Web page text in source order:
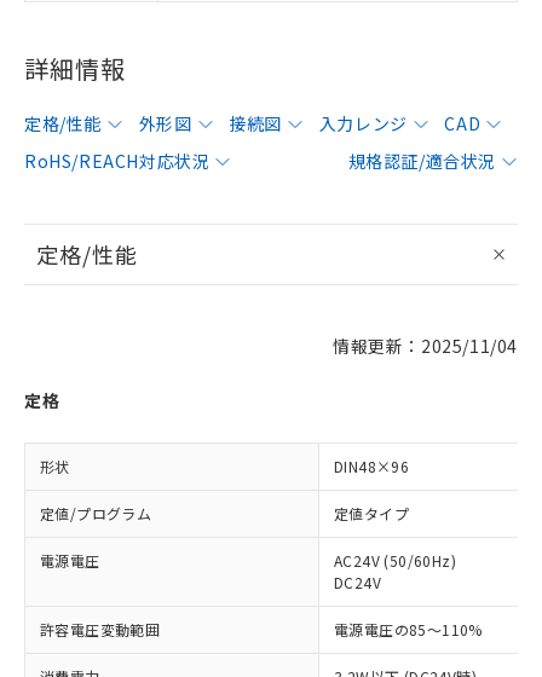
詳細情報
定格/性能 外形図 接続図 入力レンジ
CAD
RoHS/REACH対応状況
規格認証/適合状況
定格/性能
情報更新：2025/11/04
定格
形状 DIN48×96
定値/プログラム 定値タイプ
電源電圧
AC24V (50/60Hz)
DC24V
許容電圧変動範囲 電源電圧の85～110%